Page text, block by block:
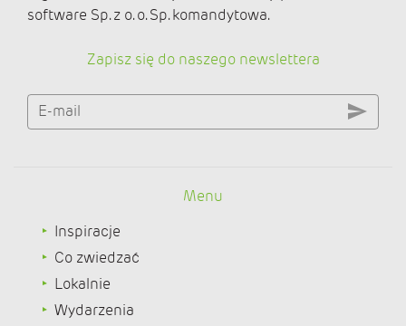
software Sp. z o. o. Sp. komandytowa.
Zapisz się do naszego newslettera
E-mail
Menu
Inspiracje
Co zwiedzać
Lokalnie
Wydarzenia